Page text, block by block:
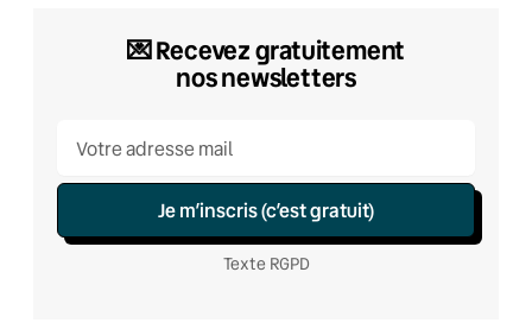
💌 Recevez gratuitement
nos newsletters
Je m’inscris (c’est gratuit)
Texte RGPD